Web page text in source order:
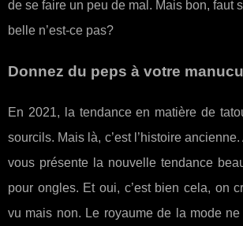
de se faire un peu de mal. Mais bon, faut
belle n’est-ce pas?
Donnez du peps à votre
En 2021, la tendance en matière de
sourcils. Mais là, c’est l’histoire ancienne.
vous présente la nouvelle tendance
pour ongles. Et oui, c’est bien cela, on
vu mais non. Le royaume de la mode